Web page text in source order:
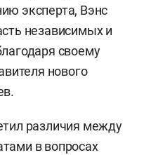
эксперта, Вэнс
независимых и
своему
нового
различия между
в вопросах